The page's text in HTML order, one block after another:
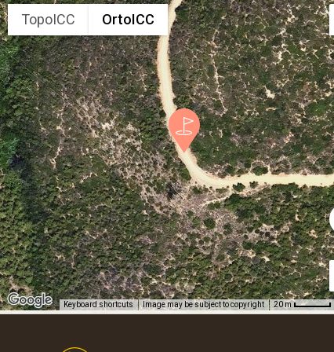
TopoICC OrtoICC
Keyboard shortcuts Image may be subject to copyright 20 m